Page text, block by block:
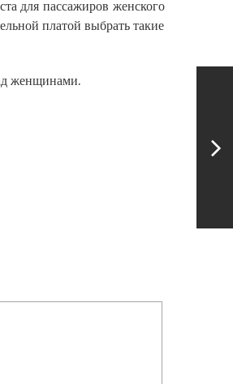
для пассажиров женского
платой выбрать такие
женщинами.